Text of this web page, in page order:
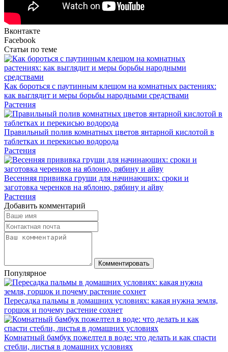
Вконтакте
Facebook
Статьи по теме
Как бороться с паутинным клещом на комнатных растениях:
как выглядит и меры борьбы народными средствами
Растения
Правильный полив комнатных цветов янтарной кислотой в
таблетках и перекисью водорода
Растения
Весенняя прививка груши для начинающих: сроки и
заготовка черенков на яблоню, рябину и айву
Растения
Добавить комментарий
Комментировать
Популярное
Пересадка пальмы в домашних условиях: какая нужна земля,
горшок и почему растение сохнет
Комнатный бамбук пожелтел в воде: что делать и как спасти
стебли, листья в домашних условиях